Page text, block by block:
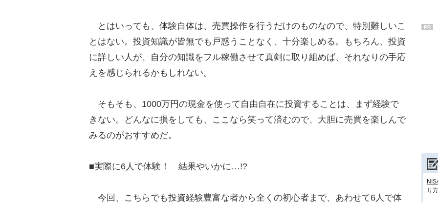
とはいっても、体験自体は、売買操作を行うだけのものなので、特別難しいこ
とはない。投資知識が皆無でも戸惑うことなく、十分楽しめる。もちろん、投資
に詳しい人が、自分の知識をフル稼働させて真剣に取り組めば、それなりの手応
えを感じられるかもしれない。
そもそも、1000万円の現金を使って自由自在に投資することは、まず経験で
きない。どんなに損をしても、ここなら笑って済むので、大胆に売買を楽しんで
みるのがおすすめだ。
■実際に6人で体験！ 結果やいかに…!?
今回、こちらでも投資経験豊富な者から全くの初心者まで、あわせて6人で体
PR
り